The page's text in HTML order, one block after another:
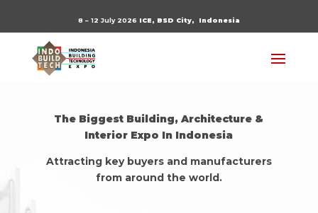
8 – 12 July 2026 ICE, BSD City, Indonesia
The Biggest Building, Architecture &
Interior Expo In Indonesia
Attracting key buyers and manufacturers
from around the world.